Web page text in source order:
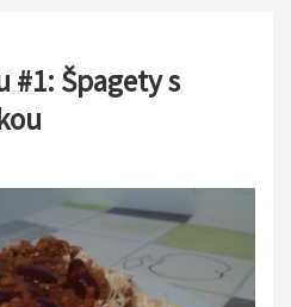
#1: Špagety s